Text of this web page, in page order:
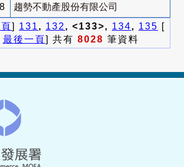
趨勢不動產股份有限公司
頁] 131 , 132 , <133>, 134, 135 [
最後一頁] 共有 8028 筆資料